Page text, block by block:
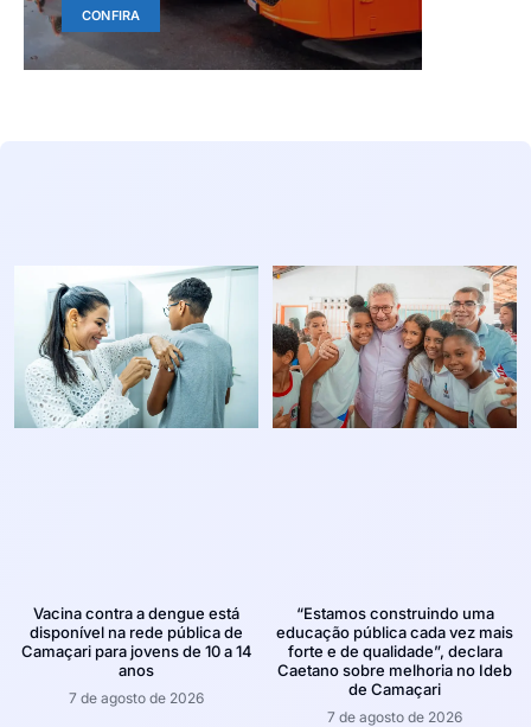
CONFIRA
Vacina contra a dengue está
disponível na rede pública de
Camaçari para jovens de 10 a 14
anos
7 de agosto de 2026
“Estamos construindo uma
educação pública cada vez mais
forte e de qualidade”, declara
Caetano sobre melhoria no Ideb
de Camaçari
7 de agosto de 2026